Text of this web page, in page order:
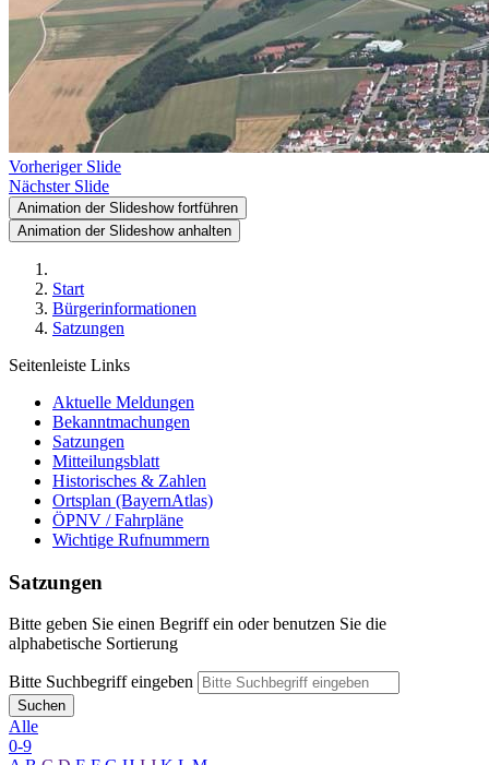
Vorheriger Slide
Nächster Slide
Animation der Slideshow fortführen
Animation der Slideshow anhalten
Start
Bürgerinformationen
Satzungen
Seitenleiste Links
Aktuelle Meldungen
Bekanntmachungen
Satzungen
Mitteilungsblatt
Historisches & Zahlen
Ortsplan (BayernAtlas)
ÖPNV / Fahrpläne
Wichtige Rufnummern
Satzungen
Bitte geben Sie einen Begriff ein oder benutzen Sie die
alphabetische Sortierung
Bitte Suchbegriff eingeben
Suchen
Alle
0-9